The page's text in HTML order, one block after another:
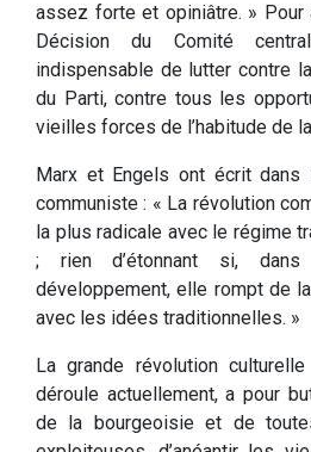
assez forte et opiniâtre. »
Décision du Comité
indispensable de lutter contre
du Parti, contre tous les
vieilles forces de l’habitude de
Marx et Engels ont écrit
communiste : « La révolution
la plus radicale avec le régime
; rien d’étonnant si,
développement, elle rompt de
avec les idées traditionnelles. »
La grande révolution
déroule actuellement, a pour
de la bourgeoisie et de